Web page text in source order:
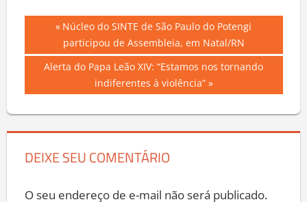
Navegação
de
Previous
Post:
Núcleo do SINTE de São Paulo do Potengi
participou de Assembleia, em Natal/RN
Next
Alerta do Papa Leão XIV: “Estamos nos tornando
indiferentes à violência”
DEIXE SEU COMENTÁRIO
O seu endereço de e-mail não será publicado.